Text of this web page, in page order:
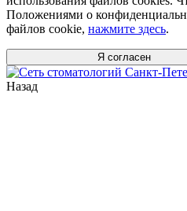
Положениями о
файлов cookie, нажмите здесь.
Я согласен
Назад